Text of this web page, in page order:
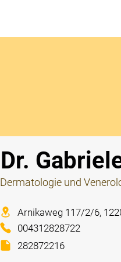
Dr.
Dermatologie und
Arnikaweg 117/2/6,
004312828722
282872216